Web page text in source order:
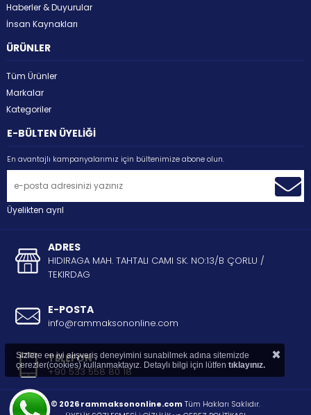
Haberler & Duyurular
İnsan Kaynakları
ÜRÜNLER
Tüm Ürünler
Markalar
Kategoriler
E-BÜLTEN ÜYELİĞİ
En avantajlı kampanyalarımız için bültenimize abone olun.
Üyelikten ayrıl
ADRES
HIDIRAGA MAH. TAHTALI CAMI SK. NO:13/B ÇORLU /
TEKIRDAG
E-POSTA
info@rammaksononline.com
TELEFON
+90 533 558 80 18
© 2026 rammaksononline.com Tüm Hakları Saklıdır.
Sizlere en iyi alışveriş deneyimini sunabilmek adına sitemizde
çerezler(cookies) kullanmaktayız. Detaylı bilgi için lütfen tıklayınız. ×